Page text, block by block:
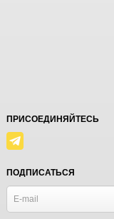
ПРИСОЕДИНЯЙТЕСЬ
ПОДПИСАТЬСЯ